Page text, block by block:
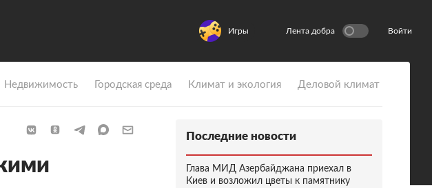
Игры Лента добра Войти
Недвижимость Городская среда Климат и экология Деловой климат
Последние новости
Глава МИД Азербайджана приехал в
Киев и возложил цветы к памятнику